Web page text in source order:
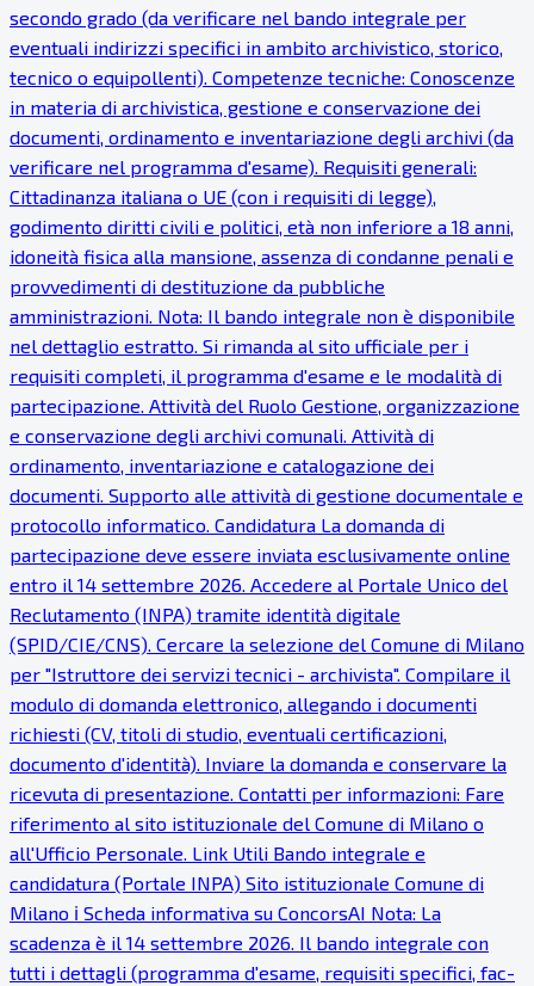
secondo grado (da verificare nel bando integrale per
eventuali indirizzi specifici in ambito archivistico, storico,
tecnico o equipollenti). Competenze tecniche: Conoscenze
in materia di archivistica, gestione e conservazione dei
documenti, ordinamento e inventariazione degli archivi (da
verificare nel programma d'esame). Requisiti generali:
Cittadinanza italiana o UE (con i requisiti di legge),
godimento diritti civili e politici, età non inferiore a 18 anni,
idoneità fisica alla mansione, assenza di condanne penali e
provvedimenti di destituzione da pubbliche
amministrazioni. Nota: Il bando integrale non è disponibile
nel dettaglio estratto. Si rimanda al sito ufficiale per i
requisiti completi, il programma d'esame e le modalità di
partecipazione. Attività del Ruolo Gestione, organizzazione
e conservazione degli archivi comunali. Attività di
ordinamento, inventariazione e catalogazione dei
documenti. Supporto alle attività di gestione documentale e
protocollo informatico. Candidatura La domanda di
partecipazione deve essere inviata esclusivamente online
entro il 14 settembre 2026. Accedere al Portale Unico del
Reclutamento (INPA) tramite identità digitale
(SPID/CIE/CNS). Cercare la selezione del Comune di Milano
per "Istruttore dei servizi tecnici - archivista". Compilare il
modulo di domanda elettronico, allegando i documenti
richiesti (CV, titoli di studio, eventuali certificazioni,
documento d'identità). Inviare la domanda e conservare la
ricevuta di presentazione. Contatti per informazioni: Fare
riferimento al sito istituzionale del Comune di Milano o
all'Ufficio Personale. Link Utili Bando integrale e
candidatura (Portale INPA) Sito istituzionale Comune di
Milano ℹ Scheda informativa su ConcorsAI Nota: La
scadenza è il 14 settembre 2026. Il bando integrale con
tutti i dettagli (programma d'esame, requisiti specifici, fac-